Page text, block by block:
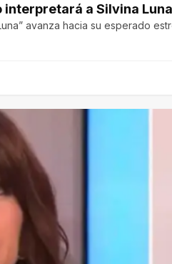
interpretará a Silvina
avanza hacia su esperado